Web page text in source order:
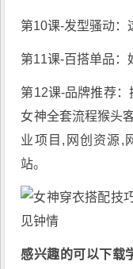
第10课-发型骚动：
第11课-百搭单品：
第12课-品牌推荐
女神全套流程猴头
业项目,网创资源,
站。
感兴趣的可以下载